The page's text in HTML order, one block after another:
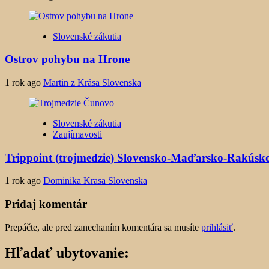
Slovenské zákutia
Ostrov pohybu na Hrone
1 rok ago Martin z Krása Slovenska
Slovenské zákutia
Zaujímavosti
Trippoint (trojmedzie) Slovensko-Maďarsko-
1 rok ago Dominika Krasa Slovenska
Pridaj komentár
Prepáčte, ale pred zanechaním komentára sa musíte prihlásiť.
Hľadať ubytovanie: